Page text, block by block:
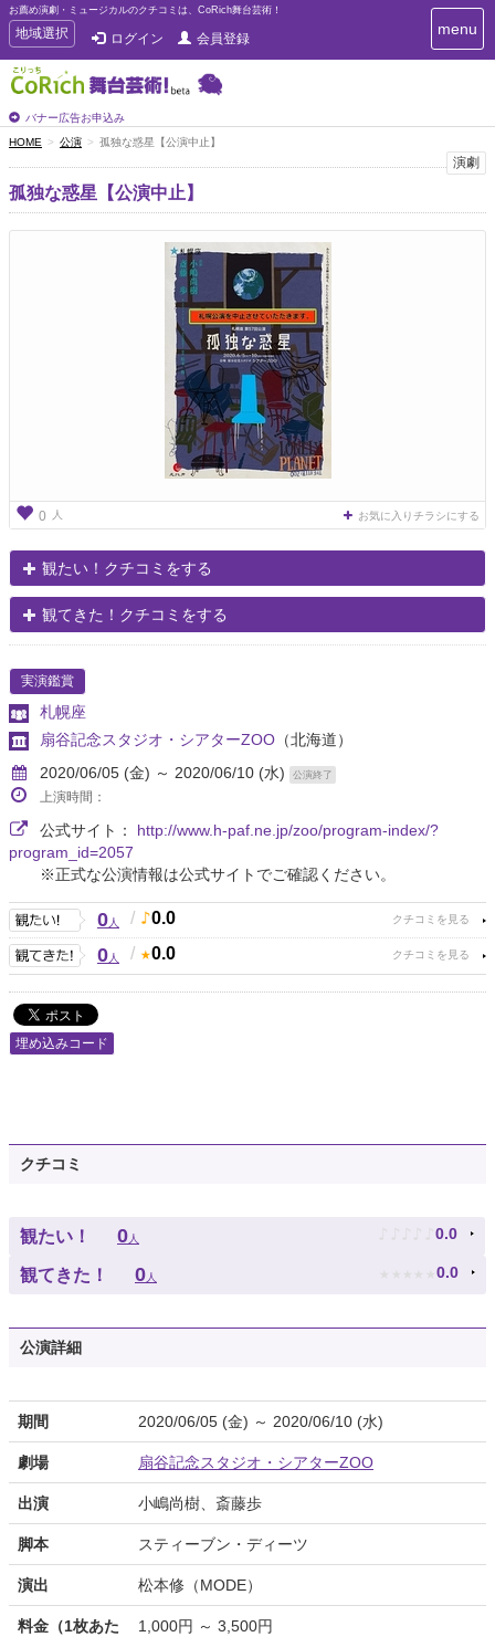
お薦め演劇・ミュージカルのクチコミは、CoRich舞台芸術！
T
o
g
g
e
n
a
v
i
地域選択 ログイン 会員登録
バナー広告お申込み
T
o
i
menu
HOME 公演 孤独な惑星【公演中止】
演劇
孤独な惑星【公演中止】
0 人 お気に入りチラシにする
観たい！クチコミをする
観てきた！クチコミをする
実演鑑賞
札幌座
扇谷記念スタジオ・シアターZOO （北海道）
2020/06/05 (金) ～ 2020/06/10 (水)
公演終了
上演時間：
公式サイト： http://www.h-paf.ne.jp/zoo/program-index/?
program_id=2057
※正式な公演情報は公式サイトでご確認ください。
0人 / 0.0
0人 / 0.0
埋め込みコード
クチコミ
観たい！ 0人 ♪ ♪ ♪ ♪ ♪ 0.0
観てきた！ 0人 ★ ★ ★ ★ ★ 0.0
公演詳細
期間 2020/06/05 (金) ～ 2020/06/10 (水)
劇場 扇谷記念スタジオ・シアターZOO
出演 小嶋尚樹、斎藤歩
脚本 スティーブン・ディーツ
演出 松本修（MODE）
料金（1枚あた
1,000円 ～ 3,500円